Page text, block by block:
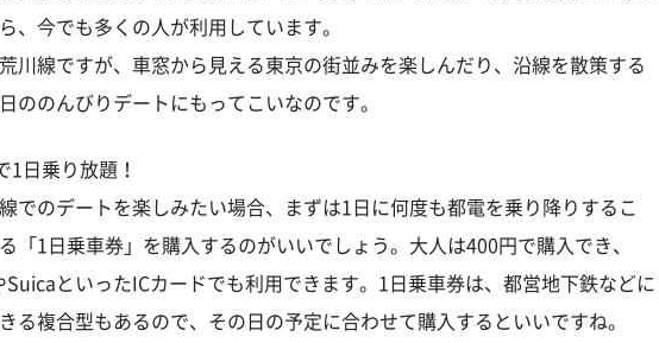
、今でも多くの人が利用しています。
川線ですが、車窓から見える東京の街並みを楽しんだり、沿線を散策する
ののんびりデートにもってこいなのです。
1日乗り放題！
でのデートを楽しみたい場合、まずは1日に何度も都電を乗り降りするこ
「1日乗車券」を購入するのがいいでしょう。大人は400円で購入でき、
SuicaといったICカードでも利用できます。1日乗車券は、都営地下鉄などに
る複合型もあるので、その日の予定に合わせて購入するといいですね。